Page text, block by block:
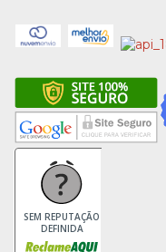
SEM REPUTAÇÃO
DEFINIDA